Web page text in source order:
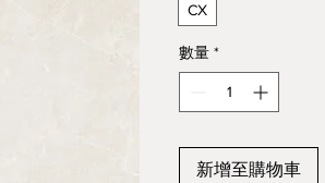
CX
數量 *
新增至購物車